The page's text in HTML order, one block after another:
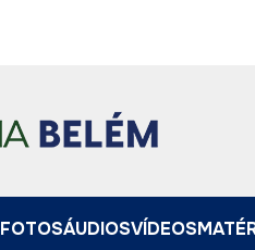
FOTOSÁUDIOSVÍDEOS